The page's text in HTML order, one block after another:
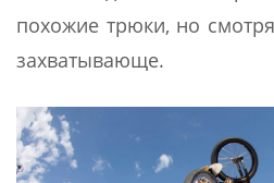
похожие трюки, но
захватывающе.